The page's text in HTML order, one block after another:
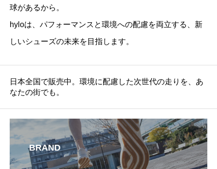
球があるから。
hyloは、パフォーマンスと環境への配慮を両立する、新
しいシューズの未来を目指します。
日本全国で販売中。環境に配慮した次世代の走りを、あ
なたの街でも。
BRAND